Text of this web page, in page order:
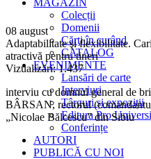
MAGAZIN
Colecții
Domenii
Cărţi în curând
CATALOG
EVENIMENTE
Lansări de carte
Interviuri
Târguri și expoziții
Editura Pro
Conferințe
AUTORI
PUBLICĂ CU NOI
08 august
Adaptabilitate şi flexibilitate.
atractivă pentru tineri
Vizualizări: 1.437
interviu cu domnul general de
BÂRSAN, rectorul
„Nicolae Bălcescu” din Sibiu